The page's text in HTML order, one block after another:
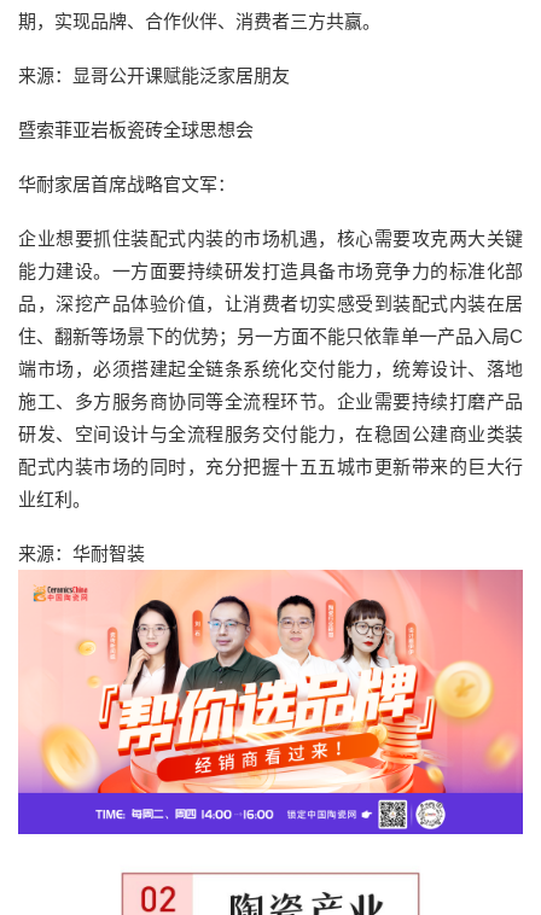
期，实现品牌、合作伙伴、消费者三方共赢。
来源：显哥公开课赋能泛家居朋友
暨索菲亚岩板瓷砖全球思想会
华耐家居首席战略官文军：
企业想要抓住装配式内装的市场机遇，核心需要攻克两大关键
能力建设。一方面要持续研发打造具备市场竞争力的标准化部
品，深挖产品体验价值，让消费者切实感受到装配式内装在居
住、翻新等场景下的优势；另一方面不能只依靠单一产品入局C
端市场，必须搭建起全链条系统化交付能力，统筹设计、落地
施工、多方服务商协同等全流程环节。企业需要持续打磨产品
研发、空间设计与全流程服务交付能力，在稳固公建商业类装
配式内装市场的同时，充分把握十五五城市更新带来的巨大行
业红利。
来源：华耐智装